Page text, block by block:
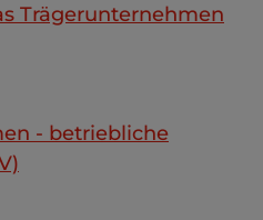
Trägerunternehmen
- betriebliche